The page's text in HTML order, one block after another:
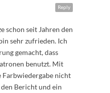
Reply
schon seit Jahren den
sehr zufrieden. Ich
gemacht, dass
benutzt. Mit
nicht
Bericht und ein